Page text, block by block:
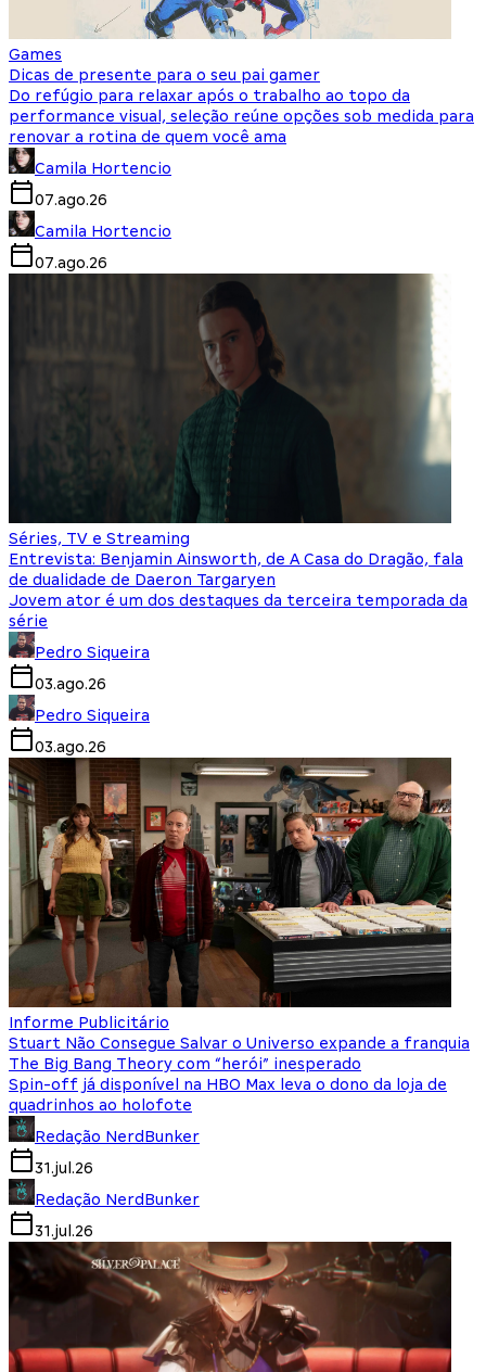
Games
Dicas de presente para o seu pai gamer
Do refúgio para relaxar após o trabalho ao topo da
performance visual, seleção reúne opções sob medida para
renovar a rotina de quem você ama
Camila Hortencio
07.ago.26
Camila Hortencio
07.ago.26
Séries, TV e Streaming
Entrevista: Benjamin Ainsworth, de A Casa do Dragão, fala
de dualidade de Daeron Targaryen
Jovem ator é um dos destaques da terceira temporada da
série
Pedro Siqueira
03.ago.26
Pedro Siqueira
03.ago.26
Informe Publicitário
Stuart Não Consegue Salvar o Universo expande a franquia
The Big Bang Theory com “herói” inesperado
Spin-off já disponível na HBO Max leva o dono da loja de
quadrinhos ao holofote
Redação NerdBunker
31.jul.26
Redação NerdBunker
31.jul.26